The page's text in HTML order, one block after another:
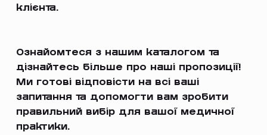
клієнта.
Ознайомтеся з нашим каталогом та
дізнайтесь більше про наші пропозиції!
Ми готові відповісти на всі ваші
запитання та допомогти вам зробити
правильний вибір для вашої медичної
практики.